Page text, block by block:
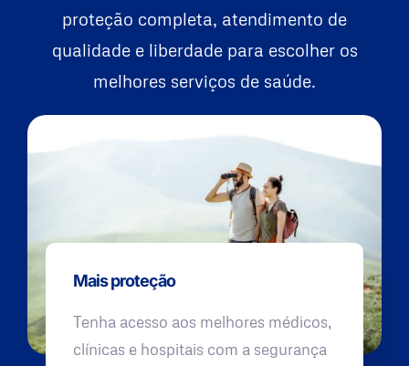
proteção completa, atendimento de
qualidade e liberdade para escolher os
melhores serviços de saúde.
Mais proteção
Tenha acesso aos melhores médicos,
clínicas e hospitais com a segurança